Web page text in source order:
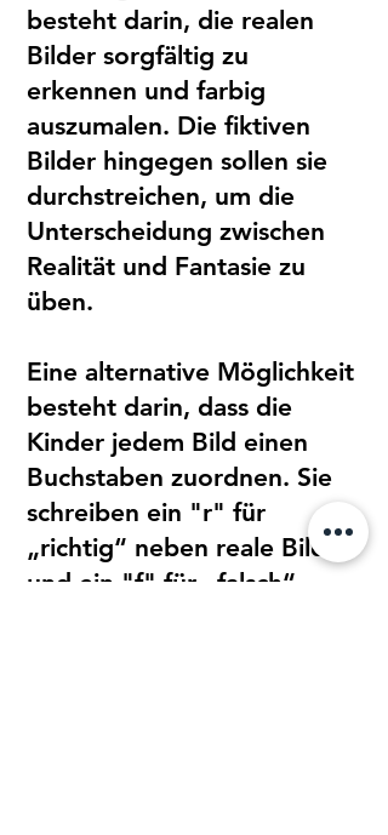
besteht darin, die realen
Bilder sorgfältig zu
erkennen und farbig
auszumalen. Die fiktiven
Bilder hingegen sollen sie
durchstreichen, um die
Unterscheidung zwischen
Realität und Fantasie zu
üben.
Eine alternative Möglichkeit
besteht darin, dass die
Kinder jedem Bild einen
Buchstaben zuordnen. Sie
schreiben ein "r" für
„richtig“ neben reale Bilder
und ein "f" für „falsch“